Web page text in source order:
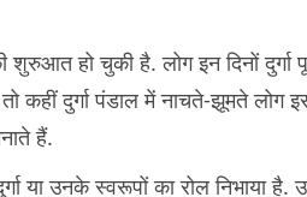
शुरुआत हो चुकी है. लोग इन दिनों
कहीं दुर्गा पंडाल में नाचते-झूमते लोग
हैं.
या उनके स्वरूपों का रोल निभाया है.